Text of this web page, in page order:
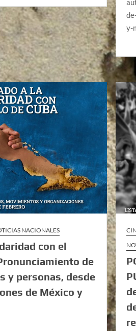
y-
NACIONALES
con el
de
y personas, desde
de México y